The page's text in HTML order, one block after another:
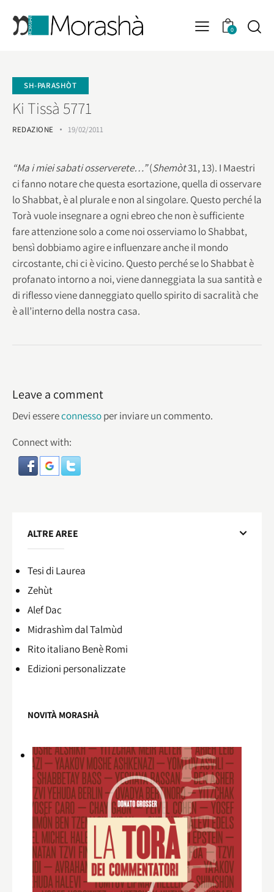
0
SH-PARASHÒT
Ki Tissà 5771
REDAZIONE 19/02/2011
“Ma i miei sabati osserverete…”(Shemòt31, 13). I Maestri
ci fanno notare che questa esortazione, quella di osservare
lo Shabbat, è al plurale e non al singolare. Questo perché la
Torà vuole insegnare a ogni ebreo che non è sufficiente
fare attenzione solo a come noi osserviamo lo Shabbat,
bensì dobbiamo agire e influenzare anche il mondo
circostante, chi ci è vicino. Questo perché se lo Shabbat è
profanato intorno a noi, viene danneggiata la sua santità e
di riflesso viene danneggiato quello spirito di sacralità che
è all’interno della nostra casa.
Leave a comment
Devi essereconnessoper inviare un commento.
Connect with:
ALTRE AREE
Tesi di Laurea
Zehùt
Alef Dac
Midrashìm dal Talmùd
Rito italiano Benè Romi​
Edizioni personalizzate
NOVITÀ MORASHÀ